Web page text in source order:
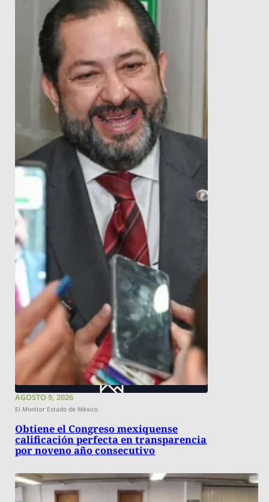
AGOSTO 9, 2026
El Monitor Estado de México
Obtiene el Congreso mexiquense
calificación perfecta en transparencia
por noveno año consecutivo